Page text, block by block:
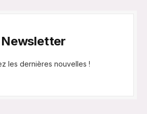
Newsletter
les dernières nouvelles !